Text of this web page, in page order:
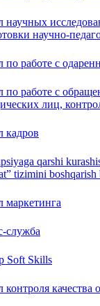
научных
научно-
по работе с
по работе с
лиц,
кадров
qarshi
tizimini boshqarish
маркетинга
служба
Soft Skills
контроля качества